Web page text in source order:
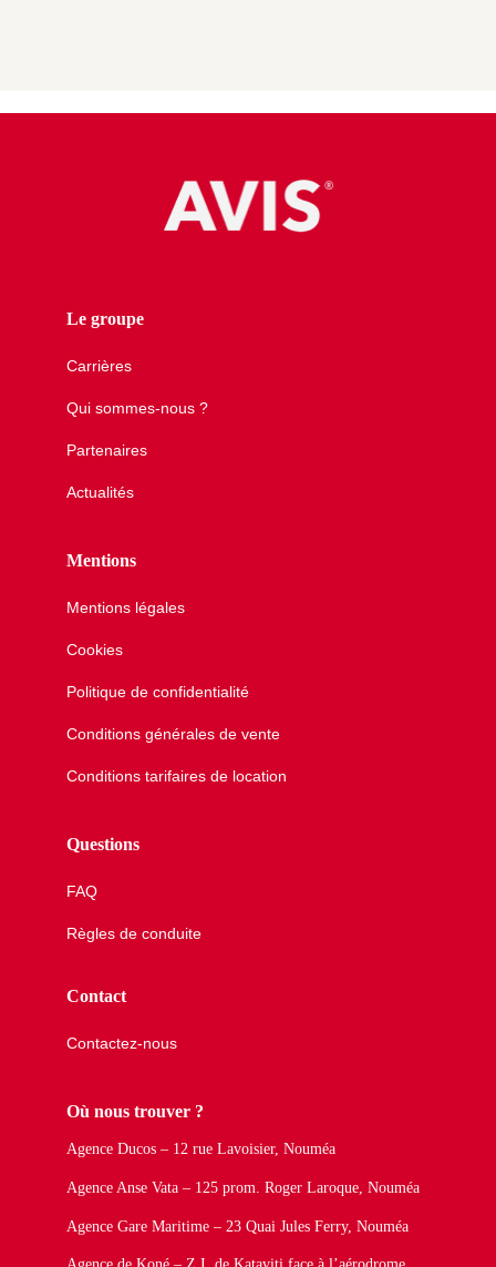
Le groupe
Carrières
Qui sommes-nous ?
Partenaires
Actualités
Mentions
Mentions légales
Cookies
Politique de confidentialité
Conditions générales de vente
Conditions tarifaires de location
Questions
FAQ
Règles de conduite
Contact
Contactez-nous
Où nous trouver ?
Agence Ducos – 12 rue Lavoisier, Nouméa
Agence Anse Vata – 125 prom. Roger Laroque, Nouméa
Agence Gare Maritime – 23 Quai Jules Ferry, Nouméa